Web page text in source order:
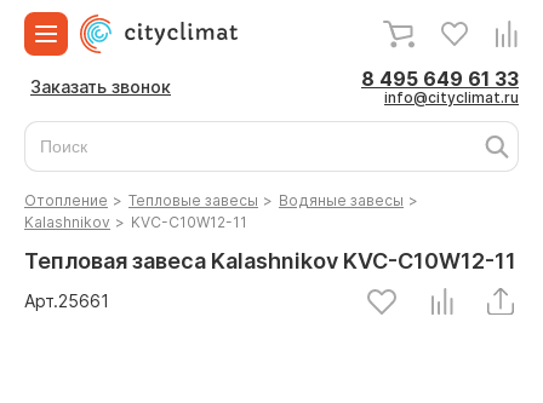
Заказать звонок 8 495 649 61 33
info@cityclimat.ru
Отопление > Тепловые завесы > Водяные завесы >
Kalashnikov > KVC-C10W12-11
Тепловая завеса Kalashnikov KVC-C10W12-11
Арт.25661